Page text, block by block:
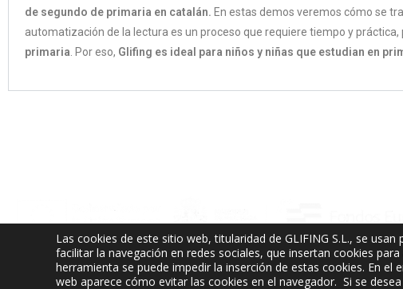
de segundo de primaria en catalán. En estas demos veremos cómo se
automatización de la lectura es un proceso que requiere tiempo y
primaria . Por eso, Glifing es ideal para niños y niñas que estudian en
Glifing, S.L. ha participado en el Programa de Iniciación a la Exportación ICEX-Next, y ha contado con
su región y de España en su conjunto.
Las cookies de este sitio web, titularidad de GLIFING S.L., se usan
facilitar la navegación en redes sociales, que insertan cookies
herramienta se puede impedir la inserción de estas cookies. En el
web aparece cómo evitar las cookies en el navegador. Si se